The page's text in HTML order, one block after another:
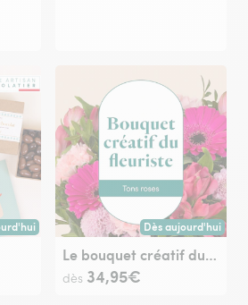
dès aujourd'hui (pour toute commande passée
Dès aujourd'hui
Livraison dès
Le bouquet créatif du fleuriste rose
dès 34,95€